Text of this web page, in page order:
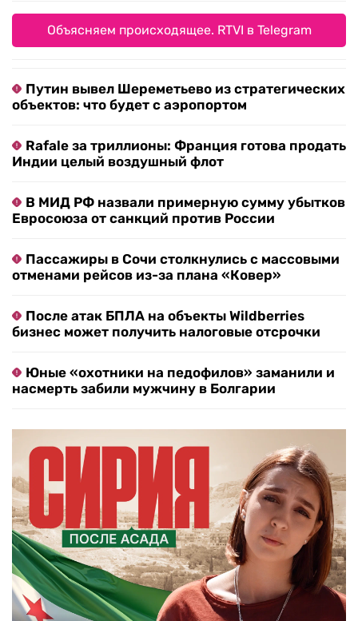
Объясняем происходящее. RTVI в Telegram
Путин вывел Шереметьево из стратегических
объектов: что будет с аэропортом
Rafale за триллионы: Франция готова продать
Индии целый воздушный флот
В МИД РФ назвали примерную сумму убытков
Евросоюза от санкций против России
Пассажиры в Сочи столкнулись с массовыми
отменами рейсов из-за плана «Ковер»
После атак БПЛА на объекты Wildberries
бизнес может получить налоговые отсрочки
Юные «охотники на педофилов» заманили и
насмерть забили мужчину в Болгарии